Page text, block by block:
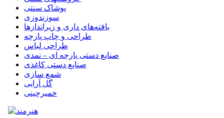
پوشاک سنتی
سوزندوزی
بافته‌های داری و زیراندازها
طراحی و چاپ پارچه
طراحی لباس
صنایع دستی پارچه ای – نمدی
صنایع دستی کاغذی
شمع سازی
گل آرایی
خمیرچینی